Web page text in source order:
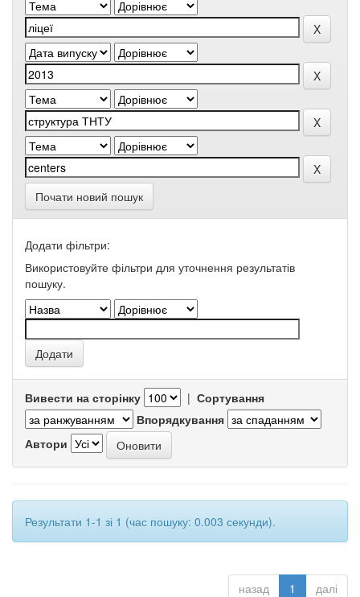
Почати новий пошук
Додати фільтри:
Використовуйте фільтри для уточнення результатів
пошуку.
Вивести на сторінку | Сортування
Впорядкування
Автори
Результати 1-1 зі 1 (час пошуку: 0.003 секунди).
назад 1 далі